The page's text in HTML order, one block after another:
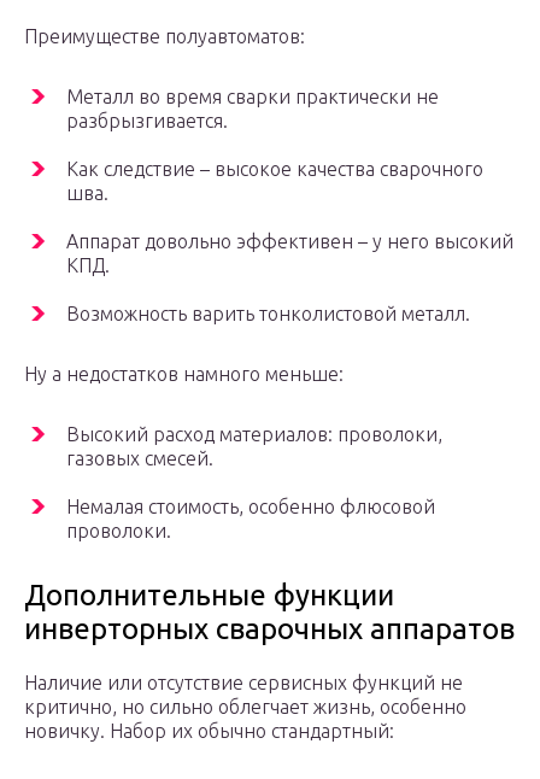
Преимуществе полуавтоматов:
Металл во время сварки практически не
разбрызгивается.
Как следствие – высокое качества сварочного
шва.
Аппарат довольно эффективен – у него высокий
КПД.
Возможность варить тонколистовой металл.
Ну а недостатков намного меньше:
Высокий расход материалов: проволоки,
газовых смесей.
Немалая стоимость, особенно флюсовой
проволоки.
Дополнительные функции
инверторных сварочных аппаратов
Наличие или отсутствие сервисных функций не
критично, но сильно облегчает жизнь, особенно
новичку. Набор их обычно стандартный: